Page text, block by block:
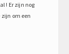
! Er zijn nog
om een